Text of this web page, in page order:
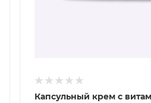
Капсульный крем с